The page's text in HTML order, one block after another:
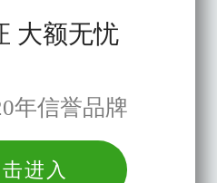
大额无忧
年信誉品牌
进入